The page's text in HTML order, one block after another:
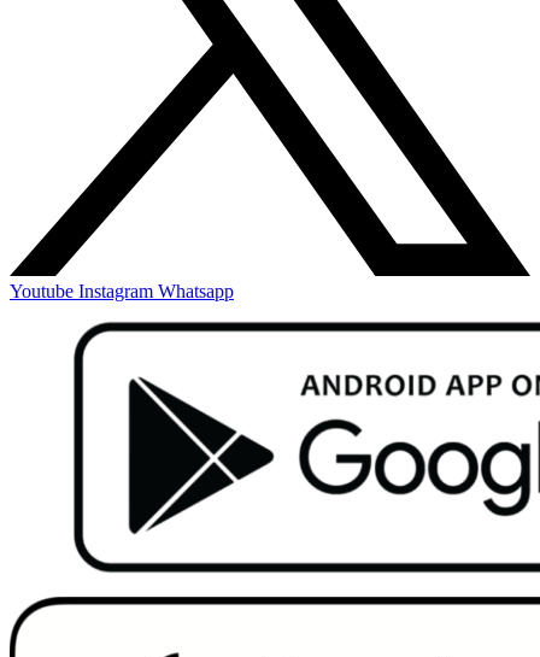
Youtube Instagram Whatsapp